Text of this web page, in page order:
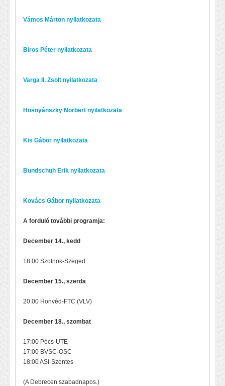
Vámos Márton nyilatkozata
Biros Péter nyilatkozata
Varga II. Zsolt nyilatkozata
Hosnyánszky Norbert nyilatkozata
Kis Gábor nyilatkozata
Bundschuh Erik nyilatkozata
Kovács Gábor nyilatkozata
A forduló további programja:
December 14., kedd
18.00 Szolnok-Szeged
December 15., szerda
20.00 Honvéd-FTC (VLV)
December 18., szombat
17:00 Pécs-UTE
17:00 BVSC-OSC
18:00 ASI-Szentes
(A Debrecen szabadnapos.)